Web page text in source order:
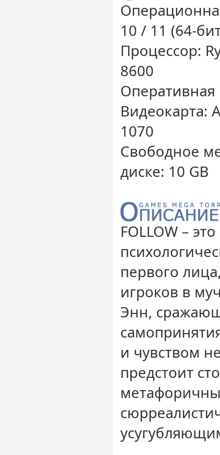
10 / 11 (64-
Процессор:
8600
Оперативная
Видеокарта:
1070
Свободное
диске: 10 GB
FOLLOW –
первого
игроков в
Энн,
и чувством
предстоит